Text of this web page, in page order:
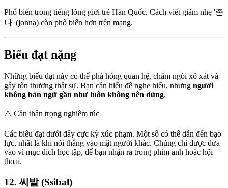
Phổ biến trong tiếng lóng giới trẻ Hàn Quốc. Cách viết giảm nhẹ '존
나' (jonna) còn phổ biến hơn trên mạng.
Biểu đạt nặng
Những biểu đạt này có thể phá hỏng quan hệ, châm ngòi xô xát và
gây tổn thương thật sự. Bạn cần hiểu để nghe hiểu, nhưng người
không bản ngữ gần như luôn không nên dùng.
⚠️ Cần thận trọng nghiêm túc
Các biểu đạt dưới đây cực kỳ xúc phạm. Một số có thể dẫn đến bạo
lực, nhất là khi nói thẳng vào mặt người khác. Chúng chỉ được đưa
vào vì mục đích học tập, để bạn nhận ra trong phim ảnh hoặc hội
thoại.
12. 씨발 (Ssibal)